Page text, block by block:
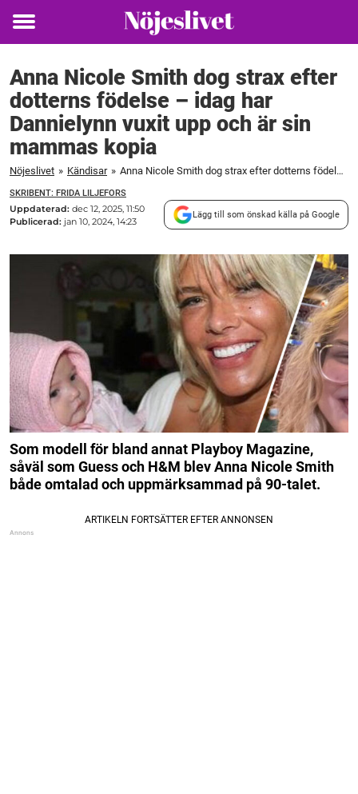
Toggle
Anna Nicole Smith dog strax efter
dotterns födelse – idag har
Dannielynn vuxit upp och är sin
mammas kopia
Nöjeslivet » Kändisar » Anna Nicole Smith dog strax efter dotterns födelse – idag har Dannielynn vuxit upp och är sin mammas kopia
SKRIBENT: FRIDA LILJEFORS
Uppdaterad: dec 12, 2025, 11:50
Publicerad: jan 10, 2024, 14:23
Lägg till som önskad källa på Google
Som modell för bland annat Playboy Magazine,
såväl som Guess och H&M blevAnna Nicole Smith
både omtalad och uppmärksammad på 90-talet.